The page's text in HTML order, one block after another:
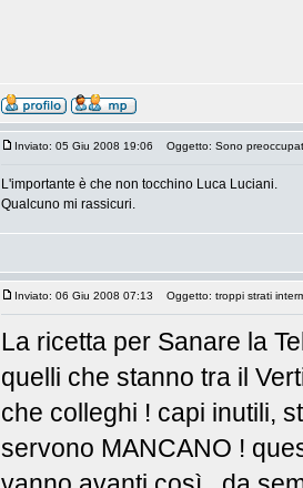
Inviato: 05 Giu 2008 19:06 Oggetto: Sono
L'importante è che non tocchino Luca Luciani.
Qualcuno mi rassicuri.
Inviato: 06 Giu 2008 07:13 Oggetto: troppi strati
La ricetta per Sanare la
quelli che stanno tra il
che colleghi ! capi inutili,
servono MANCANO !